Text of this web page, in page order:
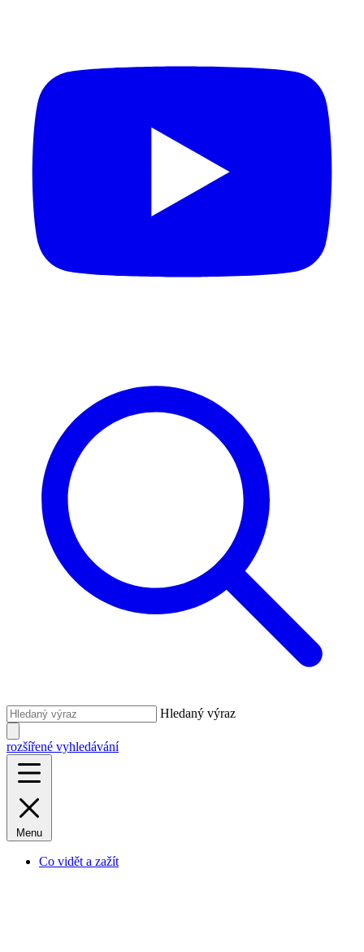
Hledaný výraz
rozšířené vyhledávání
Menu
Co vidět a zažít